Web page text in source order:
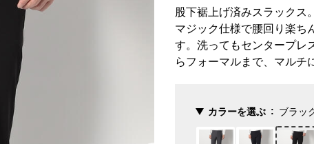
股下裾上げ済みスラックス
マジック仕様で腰回り楽ち
す。洗ってもセンタープレ
らフォーマルまで、マルチ
カラーを選ぶ ブラッ